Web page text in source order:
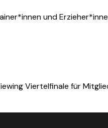
und
Viertelfinale für